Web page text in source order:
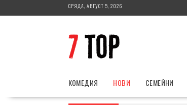
to
СРЯДА, АВГУСТ 5, 2026
КОМЕДИЯ НОВИ СЕМЕЙНИ